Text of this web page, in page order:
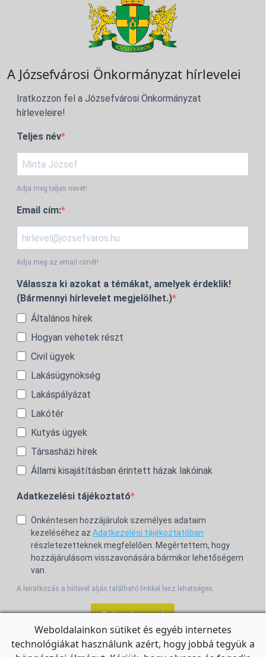
A Józsefvárosi Önkormányzat hírlevelei
Iratkozzon fel a Józsefvárosi Önkormányzat
hírleveleire!
Teljes név
Adja meg teljes nevét!
Email cím:
Adja meg az email címét!
Válassza ki azokat a témákat, amelyek érdeklik!
(Bármennyi hírlevelet megjelölhet.)
Általános hírek
Hogyan vehetek részt
Civil ügyek
Lakásügynökség
Lakáspályázat
Lakótér
Kutyás ügyek
Társasházi hírek
Állami kisajátításban érintett házak lakóinak
Adatkezelési tájékoztató
Önkéntesen hozzájárulok személyes adataim
kezeléséhez az Adatkezelési tájékoztatóban
részletezetteknek megfelelően. Megértettem, hogy
hozzájárulásom visszavonására bármikor lehetőségem
van.
A leiratkozás a hírlevél alján található linkkel lesz lehetséges.
Feliratkozom!
Weboldalainkon sütiket és egyéb internetes
technológiákat használunk azért, hogy jobbá tegyük a